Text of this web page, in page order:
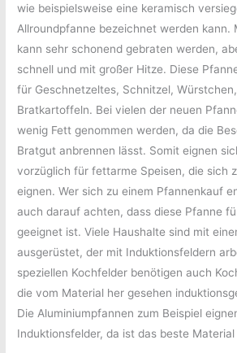
wie beispielsweise eine keramisch
Allroundpfanne bezeichnet werden kann.
kann sehr schonend gebraten werden,
schnell und mit großer Hitze. Diese
für Geschnetzeltes, Schnitzel,
Bratkartoffeln. Bei vielen der neuen
wenig Fett genommen werden, da die
Bratgut anbrennen lässt. Somit eignen
vorzüglich für fettarme Speisen, die sich
eignen. Wer sich zu einem Pfannenkauf
auch darauf achten, dass diese Pfanne
geeignet ist. Viele Haushalte sind mit
ausgerüstet, der mit Induktionsfeldern
speziellen Kochfelder benötigen auch
die vom Material her gesehen
Die Aluminiumpfannen zum Beispiel
Induktionsfelder, da ist das beste